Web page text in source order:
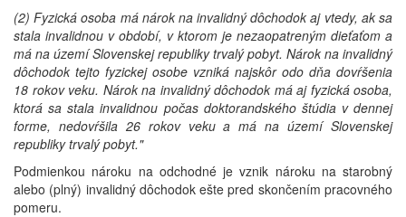
(2) Fyzická osoba má nárok na invalidný dôchodok aj vtedy, ak sa
stala invalidnou v období, v ktorom je nezaopatreným dieťaťom a
má na území Slovenskej republiky trvalý pobyt. Nárok na invalidný
dôchodok tejto fyzickej osobe vzniká najskôr odo dňa dovŕšenia
18 rokov veku. Nárok na invalidný dôchodok má aj fyzická osoba,
ktorá sa stala invalidnou počas doktorandského štúdia v dennej
forme, nedovŕšila 26 rokov veku a má na území Slovenskej
republiky trvalý pobyt."
Podmienkou nároku na odchodné je vznik nároku na starobný
alebo (plný) invalidný dôchodok ešte pred skončením pracovného
pomeru.